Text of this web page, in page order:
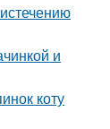
и
коту